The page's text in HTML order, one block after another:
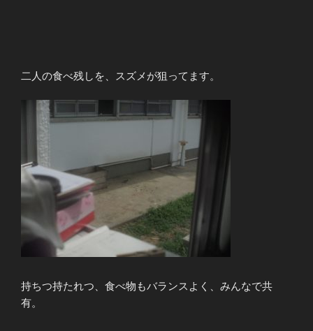
二人の食べ残しを、スズメが狙ってます。
持ちつ持たれつ、食べ物もバランスよく、みんなで共
有。